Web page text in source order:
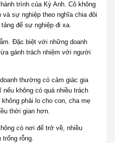
trình của Kỳ Anh. Cô không
sự nghiệp theo nghĩa chia đôi
để sự nghiệp đi xa.
Đặc biệt với những doanh
gánh trách nhiệm với người
thường có cảm giác gia
không có quá nhiều trách
phải lo cho con, cha mẹ
thời gian hơn.
có nơi để trở về, nhiều
rỗng.